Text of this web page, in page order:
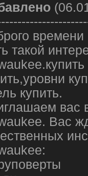
времени
такой
купить.
вас
Вас